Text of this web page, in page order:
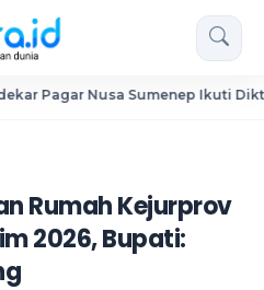
Sumenep Ikuti Diktama
Rumah Kejurprov
2026, Bupati: